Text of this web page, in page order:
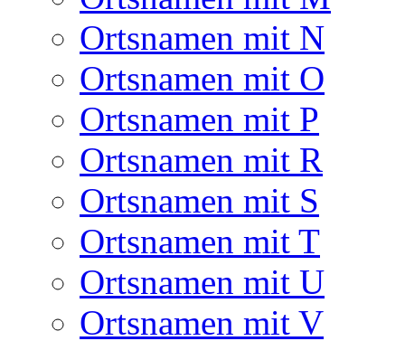
Ortsnamen mit N
Ortsnamen mit O
Ortsnamen mit P
Ortsnamen mit R
Ortsnamen mit S
Ortsnamen mit T
Ortsnamen mit U
Ortsnamen mit V